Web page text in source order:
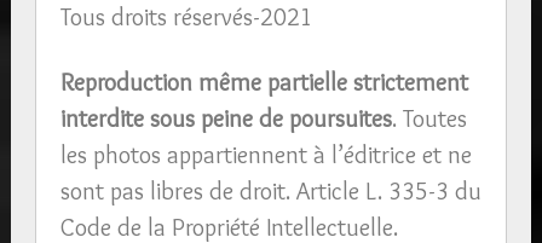
Tous droits réservés-2021
Reproduction même partielle strictement
interdite sous peine de poursuites. Toutes
les photos appartiennent à l’éditrice et ne
sont pas libres de droit. Article L. 335-3 du
Code de la Propriété Intellectuelle.